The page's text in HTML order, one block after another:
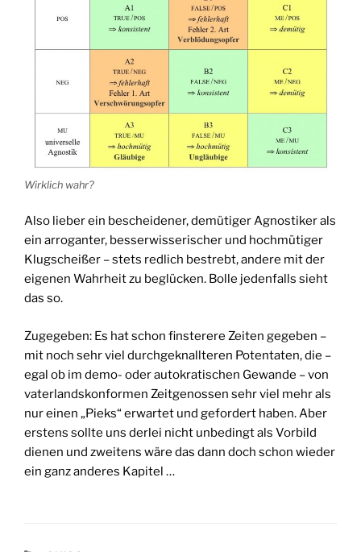
Wirklich wahr?
Also lieber ein bescheidener, demütiger Agnostiker als
ein arroganter, besserwisserischer und hochmütiger
Klugscheißer – stets redlich bestrebt, andere mit der
eigenen Wahrheit zu beglücken. Bolle jedenfalls sieht
das so.
Zugegeben: Es hat schon finsterere Zeiten gegeben –
mit noch sehr viel durchgeknallteren Potentaten, die –
egal ob im demo- oder autokratischen Gewande – von
vaterlandskonformen Zeitgenossen sehr viel mehr als
nur einen „Pieks“ erwartet und gefordert haben. Aber
erstens sollte uns derlei nicht unbedingt als Vorbild
dienen und zweitens wäre das dann doch schon wieder
ein ganz anderes Kapitel …